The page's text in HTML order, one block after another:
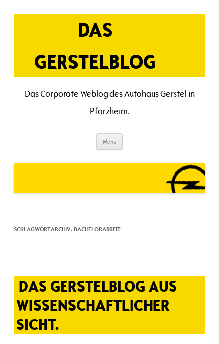
Inhalt
DAS
GERSTELBLOG
Das Corporate Weblog des Autohaus Gerstel in
Pforzheim.
Menü
SCHLAGWORTARCHIV:BACHELORARBEIT
DAS GERSTELBLOG AUS
WISSENSCHAFTLICHER
SICHT.